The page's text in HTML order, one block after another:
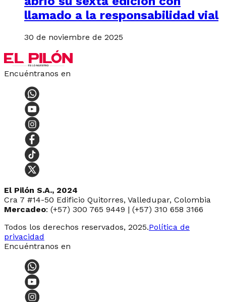
llamado a la responsabilidad vial
30 de noviembre de 2025
Encuéntranos en
El Pilón S.A., 2024
Cra 7 #14-50 Edificio Quitorres, Valledupar, Colombia
Mercadeo: (+57) 300 765 9449 | (+57) 310 658 3166
Todos los derechos reservados, 2025.Política de
privacidad
Encuéntranos en